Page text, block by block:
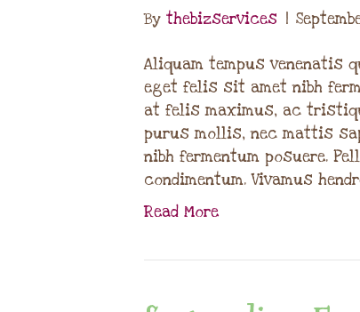
By thebizservices |
Aliquam tempus venenatis
eget felis sit amet nibh
at felis maximus, ac
purus mollis, nec mattis
nibh fermentum posuere.
condimentum. Vivamus
Read More